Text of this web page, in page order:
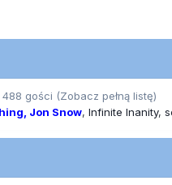
gości (Zobacz pełną listę)
Jon Snow Infinite Inanity